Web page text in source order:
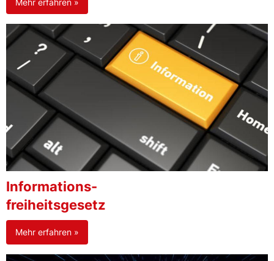
Informations-
freiheitsgesetz
Mehr erfahren »